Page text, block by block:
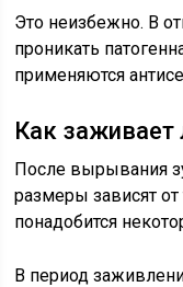
Это неизбежно. В
проникать
применяются
Как заживает
После вырывания
размеры зависят
понадобится
В период